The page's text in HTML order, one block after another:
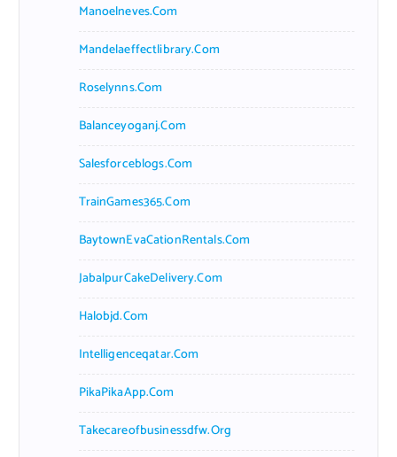
Manoelneves.com
Mandelaeffectlibrary.com
Roselynns.com
Balanceyoganj.com
Salesforceblogs.com
TrainGames365.com
BaytownEvaCationRentals.com
JabalpurCakeDelivery.com
Halobjd.com
Intelligenceqatar.com
PikaPikaApp.com
Takecareofbusinessdfw.org